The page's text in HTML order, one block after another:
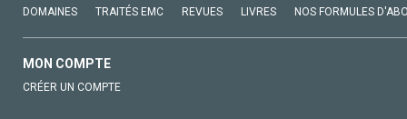
DOMAINES TRAITÉS EMC REVUES LIVRES NOS FORMULES
MON COMPTE
CRÉER UN COMPTE